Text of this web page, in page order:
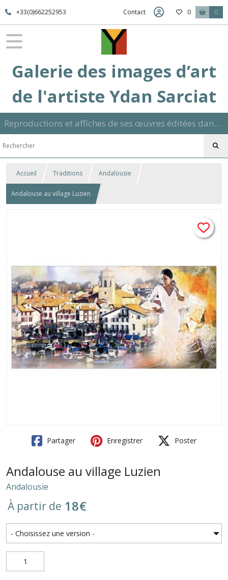
+33(0)662252953 Contact 0 0
Galerie des images d’art
de l'artiste Ydan Sarciat
Reproductions et affiches de ses œuvres éditées dans son atelier sur papier ou toile dans différents formats et signées manuscrite
Accueil Traditions Andalousie
Andalouse au village Luzien
Partager Enregistrer Poster
Andalouse au village Luzien
Andalousie
À partir de 18€